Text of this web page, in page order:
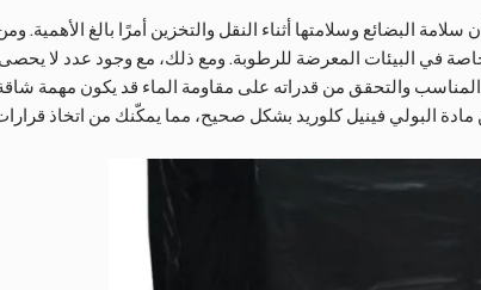
البضائع وسلامتها أثناء النقل والتخزين أمرًا بالغ الأهمية. ومن
في البيئات المعرضة للرطوبة. ومع ذلك، مع وجود عدد لا
والتحقق من قدراته على مقاومة الماء قد يكون مهمة شاقة.
مادة البولي فينيل كلوريد بشكل صحيح، مما يمكّنك من اتخاذ